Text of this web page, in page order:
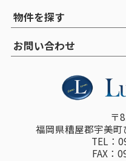
物件を探す
お問い合わせ
〒
福岡県糟屋郡宇美
TEL：
FAX：